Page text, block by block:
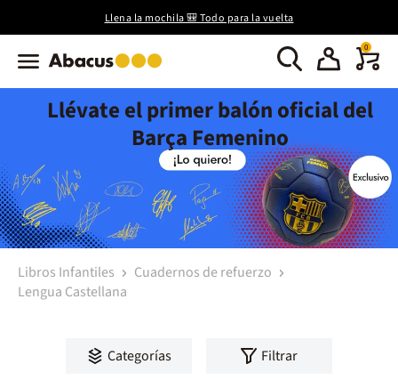
Llena la mochila 🎒 Todo para la vuelta
0
Llévate el primer balón oficial del
Barça Femenino
Libros Infantiles
Cuadernos de refuerzo
Lengua Castellana
Categorías Filtrar